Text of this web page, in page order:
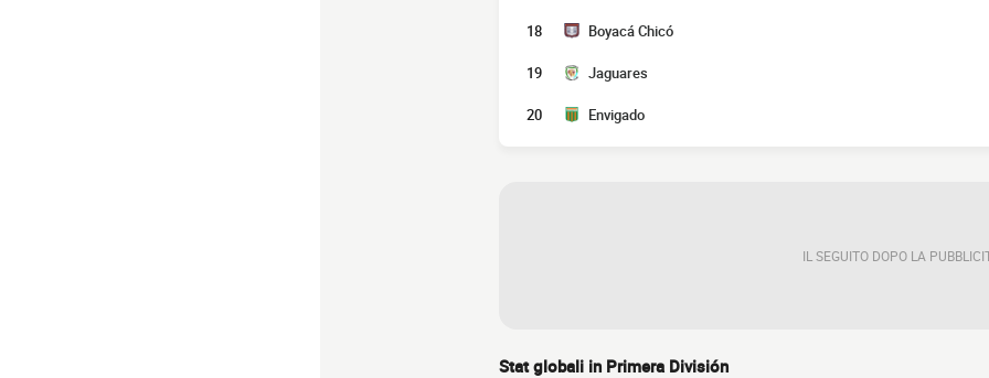
18 Boyacá Chicó
19 Jaguares
20 Envigado
IL SEGUITO DOPO LA
Stat globali in Primera División